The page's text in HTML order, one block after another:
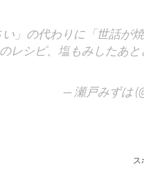
い」の代わりに「世話
レシピ、塩もみしたあ
— 瀬戸みずは
ス